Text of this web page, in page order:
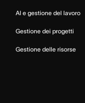
AI e gestione del lavoro
Gestione dei progetti
Gestione delle risorse